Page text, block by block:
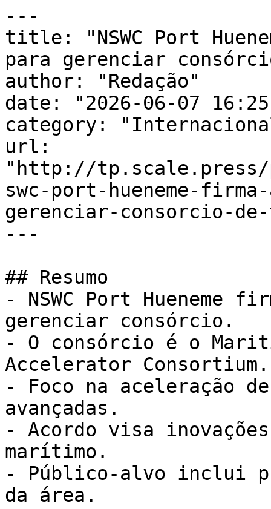
---
title: "NSWC Port
para gerenciar
author: "Redação"
date: "2026-06-07
category:
url:
"http://tp.scale.press/
swc-port-hueneme-
gerenciar-consorcio-
---
## Resumo
- NSWC Port Hueneme
gerenciar consórcio.
- O consórcio é o
Accelerator Consortium.
- Foco na aceleração
avançadas.
- Acordo visa
marítimo.
- Público-alvo inclui
da área.